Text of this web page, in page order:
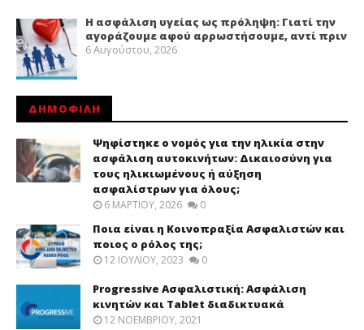
Η ασφάλιση υγείας ως πρόληψη: Γιατί την
αγοράζουμε αφού αρρωστήσουμε, αντί πριν
6 Αυγούστου, 2026
ΔΗΜΟΦΙΛΗ
Ψηφίστηκε ο νομός για την ηλικία στην
ασφάλιση αυτοκινήτων: Δικαιοσύνη για
τους ηλικιωμένους ή αύξηση
ασφαλίστρων για όλους;
6 ΜΑΡΤΊΟΥ, 2026 0
Ποια είναι η Κοινοπραξία Ασφαλιστών και
ποιος ο ρόλος της;
12 ΙΟΥΛΊΟΥ, 2023 0
Progressive Ασφαλιστική: Ασφάλιση
κινητών και Tablet διαδικτυακά
12 ΝΟΕΜΒΡΊΟΥ, 2021